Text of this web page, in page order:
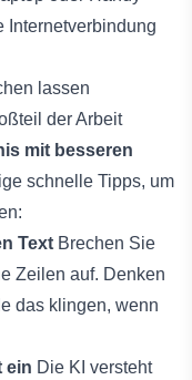
Internetverbindung
lassen
der Arbeit
mit besseren
schnelle Tipps, um
Text Brechen Sie
Zeilen auf. Denken
das klingen, wenn
ein Die KI versteht